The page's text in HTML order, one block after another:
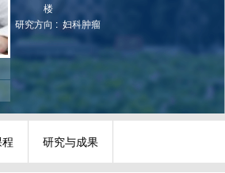
楼
研究方向 : 妇科肿瘤
研究与成果